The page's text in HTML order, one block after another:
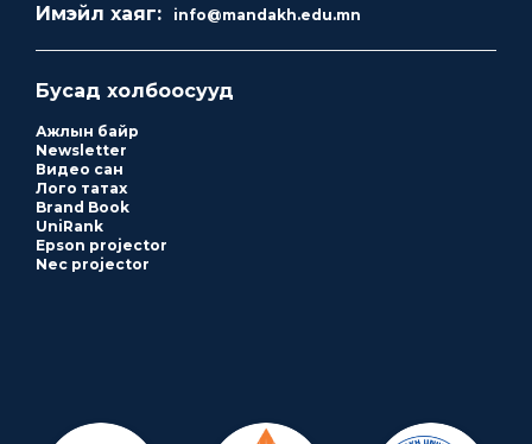
Имэйл хаяг: info@mandakh.edu.mn
Бусад холбоосууд
Ажлын байр
Newsletter
Видео сан
Лого татах
Brand Book
UniRank
Epson projector
Nec projector